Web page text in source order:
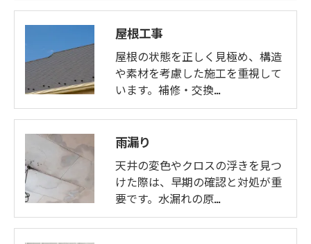
屋根工事
屋根の状態を正しく見極め、構造
や素材を考慮した施工を重視して
います。補修・交換…
雨漏り
天井の変色やクロスの浮きを見つ
けた際は、早期の確認と対処が重
要です。水漏れの原…